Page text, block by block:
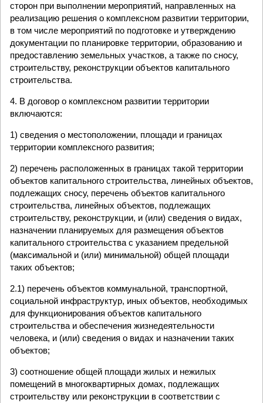
сторон при выполнении мероприятий, направленных на
реализацию решения о комплексном развитии территории,
в том числе мероприятий по подготовке и утверждению
документации по планировке территории, образованию и
предоставлению земельных участков, а также по сносу,
строительству, реконструкции объектов капитального
строительства.
4. В договор о комплексном развитии территории
включаются:
1) сведения о местоположении, площади и границах
территории комплексного развития;
2) перечень расположенных в границах такой территории
объектов капитального строительства, линейных объектов,
подлежащих сносу, перечень объектов капитального
строительства, линейных объектов, подлежащих
строительству, реконструкции, и (или) сведения о видах,
назначении планируемых для размещения объектов
капитального строительства с указанием предельной
(максимальной и (или) минимальной) общей площади
таких объектов;
2.1) перечень объектов коммунальной, транспортной,
социальной инфраструктур, иных объектов, необходимых
для функционирования объектов капитального
строительства и обеспечения жизнедеятельности
человека, и (или) сведения о видах и назначении таких
объектов;
3) соотношение общей площади жилых и нежилых
помещений в многоквартирных домах, подлежащих
строительству или реконструкции в соответствии с